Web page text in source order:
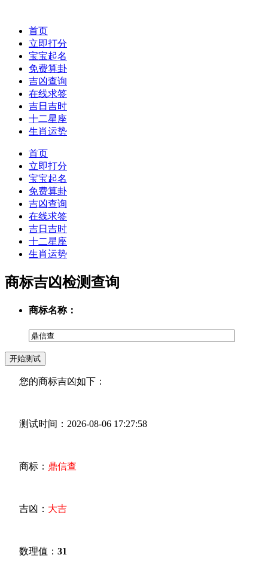
首页
立即打分
宝宝起名
免费算卦
吉凶查询
在线求签
吉日吉时
十二星座
生肖运势
首页
立即打分
宝宝起名
免费算卦
吉凶查询
在线求签
吉日吉时
十二星座
生肖运势
商标吉凶检测查询
商标名称：
您的商标吉凶如下：
测试时间：2026-08-06 17:27:58
商标： 鼎信查
吉凶： 大吉
数理值： 31